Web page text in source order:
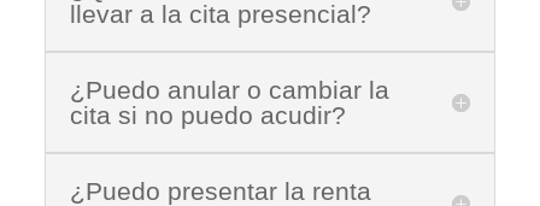
llevar a la cita presencial?
¿Puedo anular o cambiar la
cita si no puedo acudir?
¿Puedo presentar la renta